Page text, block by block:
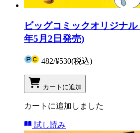
ビッグコミックオリジナル
年5月2日発売)
482/¥530(税込)
カートに追加
カートに追加しました
試し読み